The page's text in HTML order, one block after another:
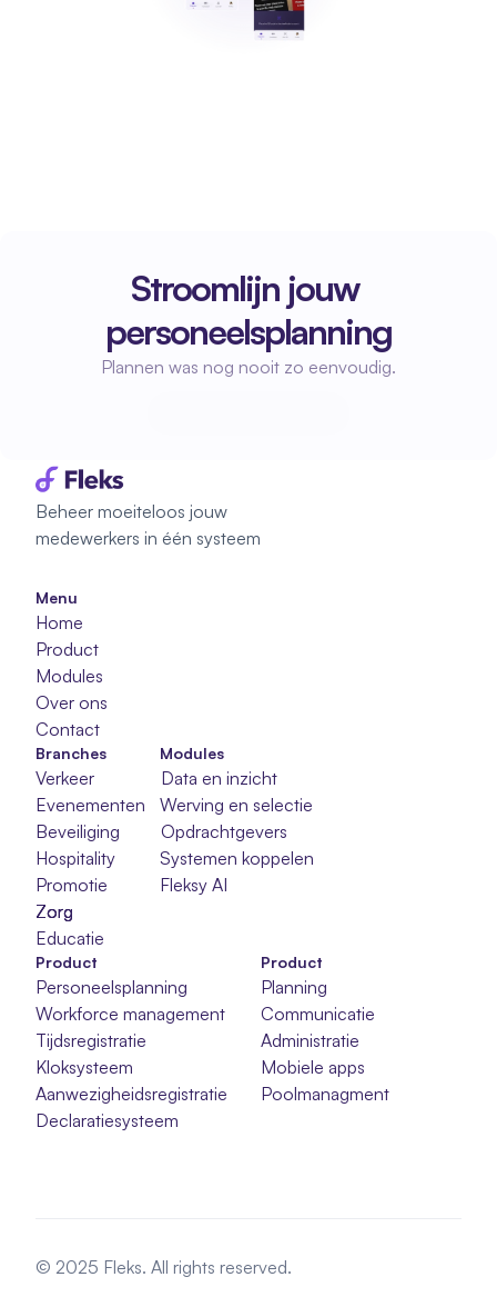
Stroomlijn jouw
personeelsplanning
Plannen was nog nooit zo eenvoudig.
Beheer moeiteloos jouw
medewerkers in één systeem
Menu
Home
Product
Modules
Over ons
Contact
Modules
Data en inzicht
Werving en selectie
Opdrachtgevers
Systemen koppelen
Fleksy AI
Branches
Verkeer
Evenementen
Beveiliging
Hospitality
Promotie
Zorg
Zorg
Zorg
Educatie
Product
Personeelsplanning
Workforce management
Tijdsregistratie
Kloksysteem
Aanwezigheidsregistratie
Declaratiesysteem
Planning
Communicatie
Administratie
Mobiele apps
Poolmanagment
Product
© 2025 Fleks. All rights reserved.